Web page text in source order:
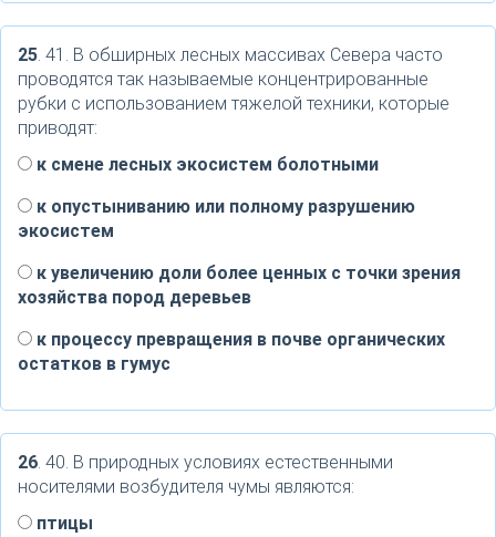
25. 41. В обширных лесных массивах Севера часто
проводятся так называемые концентрированные
рубки с использованием тяжелой техники, которые
приводят:
к смене лесных экосистем болотными
к опустыниванию или полному разрушению
экосистем
к увеличению доли более ценных с точки зрения
хозяйства пород деревьев
к процессу превращения в почве органических
остатков в гумус
26. 40. В природных условиях естественными
носителями возбудителя чумы являются:
птицы